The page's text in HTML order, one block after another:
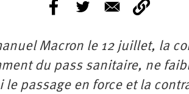
Macron le 12 juillet, la
du pass sanitaire, ne
le passage en force et la